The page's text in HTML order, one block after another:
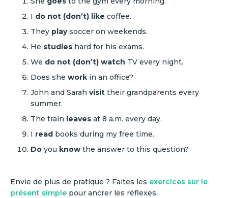
I do not (don’t) like coffee.
They playsoccer on weekends.
He studies hard for his exams.
We do not (don’t) watch TV every night.
Does she work in an office?
John and Sarah visit their grandparents every
summer.
The train leaves at 8 a.m. every day.
I read books during my free time.
Do you know the answer to this question?
Envie de plus de pratique ? Faites les exercices sur le
présent simple pour ancrer les réflexes.